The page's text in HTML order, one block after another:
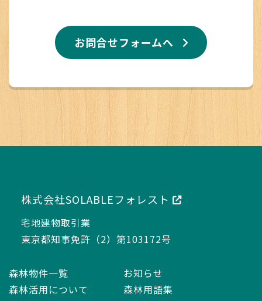
お問合せフォームへ
株式会社SOLABLEフォレスト
宅地建物取引業
東京都知事免許（2）第103172号
森林物件一覧
森林活用について
お知らせ
森林用語集